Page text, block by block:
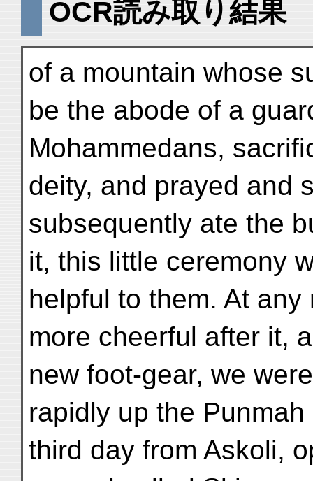
OCR読み取り結果
of a mountain whose
be the abode of a
Mohammedans,
deity, and prayed and
subsequently ate the
it, this little ceremony
helpful to them. At
more cheerful after it,
new foot-gear, we
rapidly up the
third day from Askoli,